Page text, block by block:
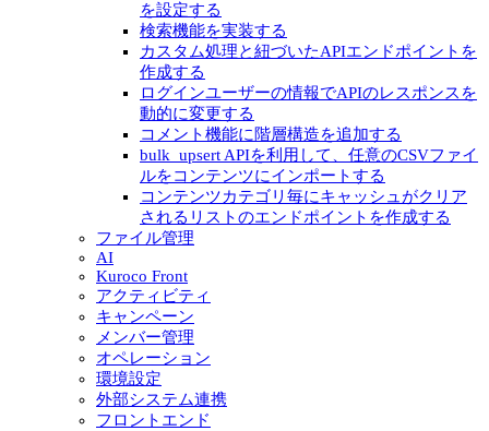
を設定する
検索機能を実装する
カスタム処理と紐づいたAPIエンドポイントを
作成する
ログインユーザーの情報でAPIのレスポンスを
動的に変更する
コメント機能に階層構造を追加する
bulk_upsert APIを利用して、任意のCSVファイ
ルをコンテンツにインポートする
コンテンツカテゴリ毎にキャッシュがクリア
されるリストのエンドポイントを作成する
ファイル管理
AI
Kuroco Front
アクティビティ
キャンペーン
メンバー管理
オペレーション
環境設定
外部システム連携
フロントエンド